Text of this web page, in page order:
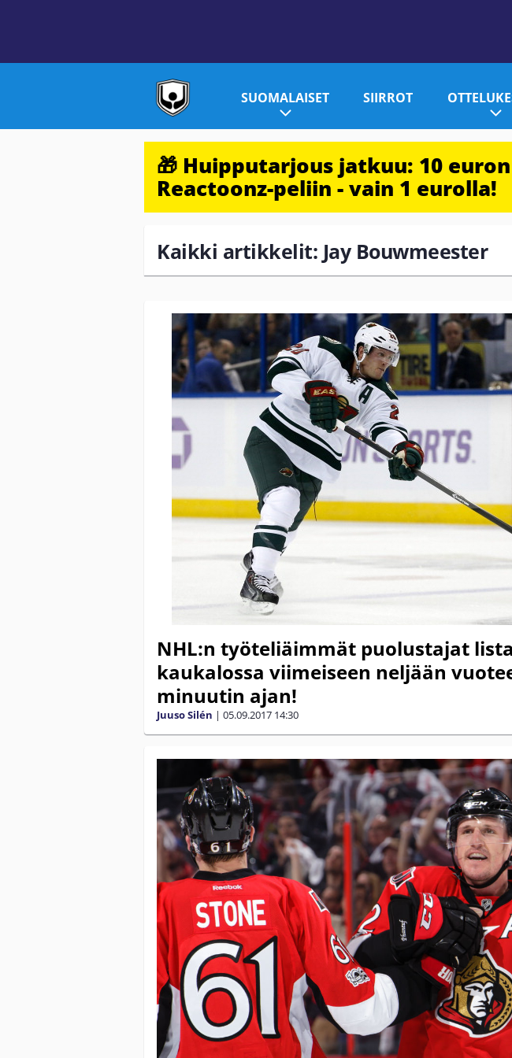
SUOMALAISET SIIRROT
🎁 Huipputarjous jatkuu: 10
Reactoonz-peliin - vain 1 eurolla!
Kaikki artikkelit: Jay Bouwmeester
NHL:n työteliäimmät puolustajat
kaukalossa viimeiseen neljään
minuutin ajan!
Juuso Silén | 05.09.2017 14:30